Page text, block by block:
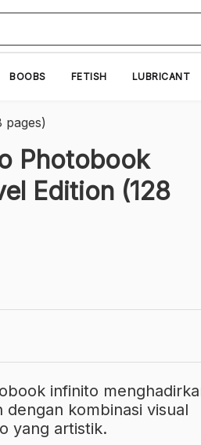
BOOBS FETISH LUBRICANT
pages)
Photobook
Edition (128
infinito
dengan kombinasi visual
yang artistik.